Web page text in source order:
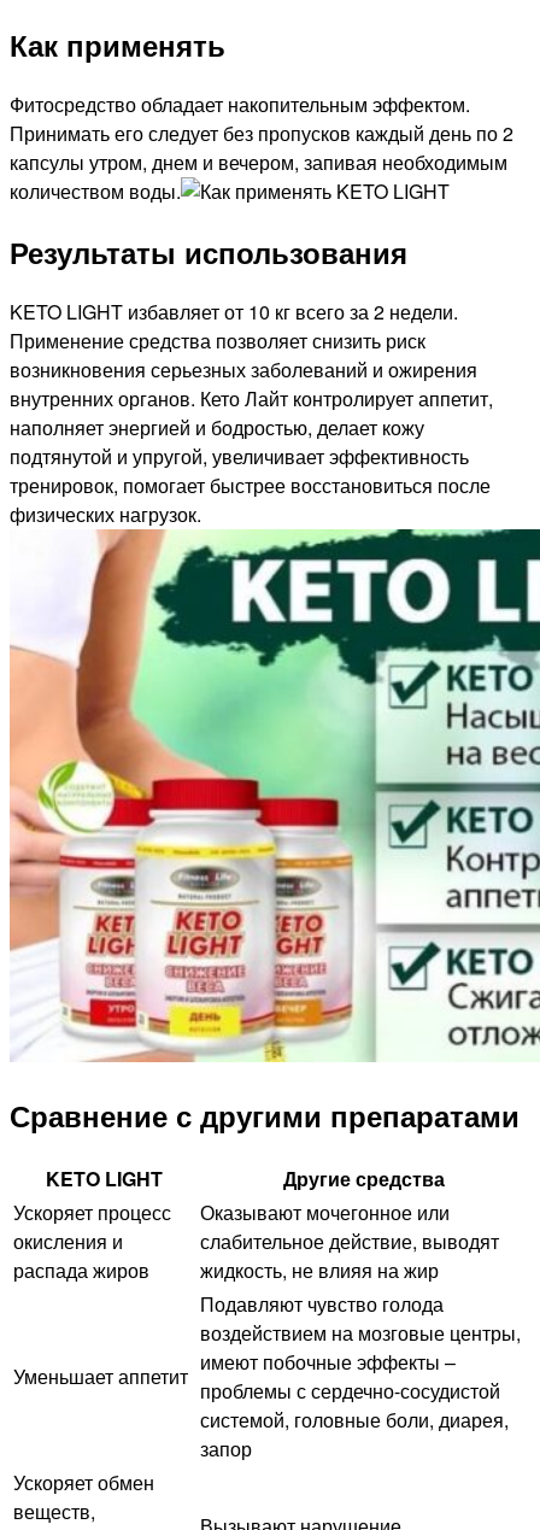
Как применять
Фитосредство обладает накопительным эффектом.
Принимать его следует без пропусков каждый день по 2
капсулы утром, днем и вечером, запивая необходимым
количеством воды.
Результаты использования
KETO LIGHT избавляет от 10 кг всего за 2 недели.
Применение средства позволяет снизить риск
возникновения серьезных заболеваний и ожирения
внутренних органов. Кето Лайт контролирует аппетит,
наполняет энергией и бодростью, делает кожу
подтянутой и упругой, увеличивает эффективность
тренировок, помогает быстрее восстановиться после
физических нагрузок.
Сравнение с другими препаратами
KETO LIGHT
Другие средства
Ускоряет процесс
окисления и
распада жиров
Оказывают мочегонное или
слабительное действие, выводят
жидкость, не влияя на жир
Уменьшает аппетит
Подавляют чувство голода
воздействием на мозговые центры,
имеют побочные эффекты –
проблемы с сердечно-сосудистой
системой, головные боли, диарея,
запор
Ускоряет обмен
веществ,